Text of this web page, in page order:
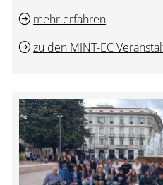
mehr erfahren
zu den MINT-EC